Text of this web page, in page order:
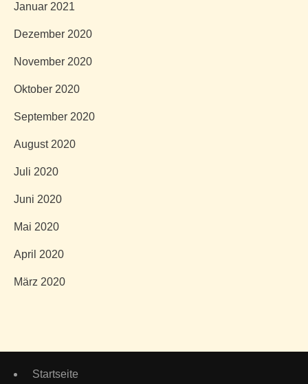
Januar 2021
Dezember 2020
November 2020
Oktober 2020
September 2020
August 2020
Juli 2020
Juni 2020
Mai 2020
April 2020
März 2020
Startseite